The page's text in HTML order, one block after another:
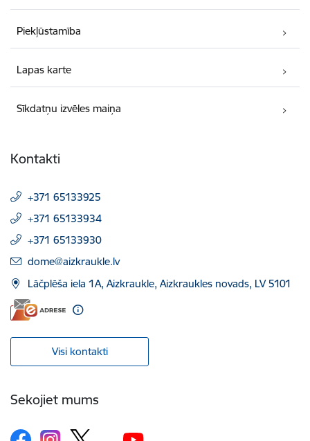
Piekļūstamība
Lapas karte
Sīkdatņu izvēles maiņa
Kontakti
+371 65133925
+371 65133934
+371 65133930
E-pasts:
dome@aizkraukle.lv
Lāčplēša iela 1A, Aizkraukle, Aizkraukles novads, LV 5101
Visi kontakti
Sekojiet mums